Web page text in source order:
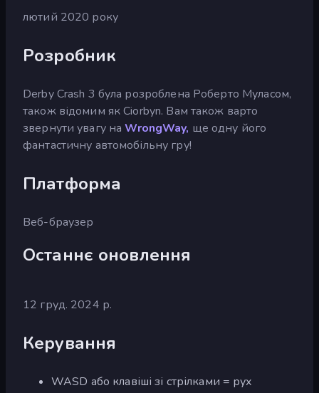
лютий 2020 року
Розробник
Derby Crash 3 була розроблена Роберто Муласом,
також відомим як Ciorbyn. Вам також варто
звернути увагу наWrongWay, ще одну його
фантастичну автомобільну гру!
Платформа
Веб-браузер
Останнє оновлення
12 груд. 2024 р.
Керування
WASD або клавіші зі стрілками = рух